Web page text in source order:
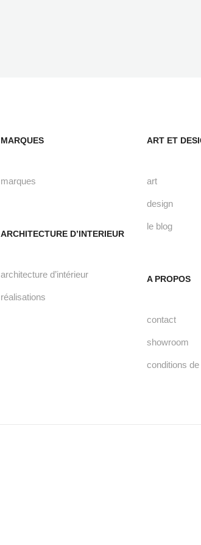
MARQUES
marques
ARCHITECTURE D’INTERIEUR
architecture d’intérieur
réalisations
ART ET
art
design
le blog
A PROPOS
contact
showroom
conditions